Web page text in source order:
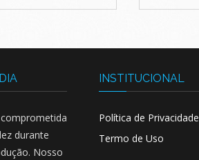
comprometida
durante
Nosso
INSTITUCIONAL
Política de Privacidade
Termo de Uso